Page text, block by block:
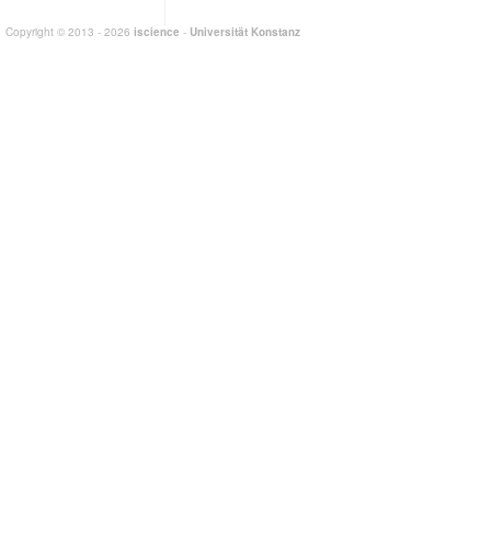
Copyright © 2013 - 2026 iscience - Universität Konstanz